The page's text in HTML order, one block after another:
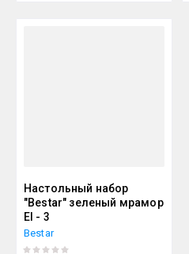
Настольный набор
"Bestar" зеленый мрамор
EI - 3
Bestar